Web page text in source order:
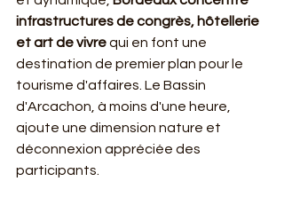
infrastructures de congrès, hôtellerie
et art de vivre qui en font une
destination de premier plan pour le
tourisme d'affaires. Le Bassin
d'Arcachon, à moins d'une heure,
ajoute une dimension nature et
déconnexion appréciée des
participants.